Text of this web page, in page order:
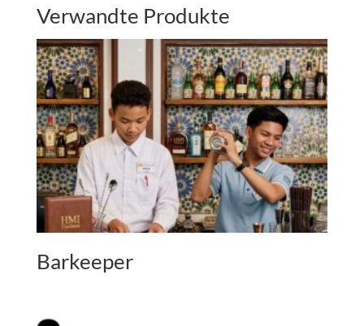
a
t
i
v
e
:
Verwandte Produkte
Barkeeper